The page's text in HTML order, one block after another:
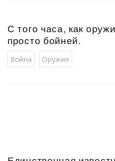
С того часа, как
просто бойней.
Война Оружие